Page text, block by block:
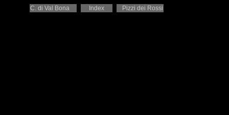
C. di Val Bona
Index Pizzi dei Rossi